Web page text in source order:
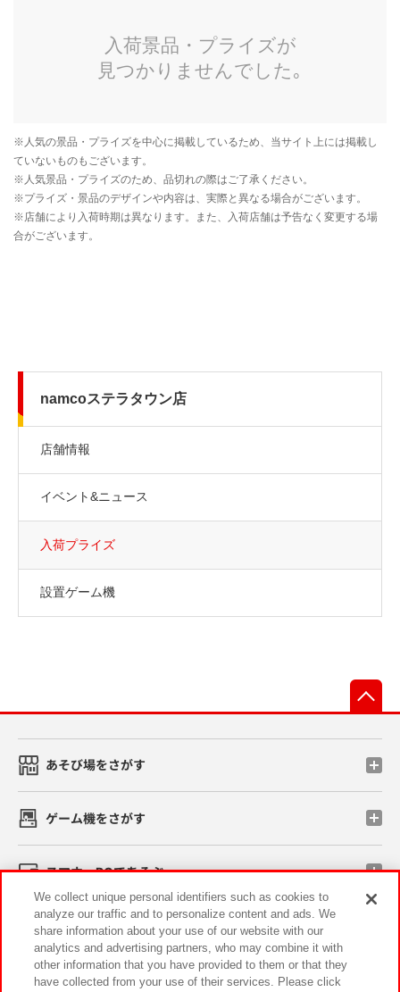
namcoステラタウン店
店舗情報
イベント&ニュース
入荷プライズ
設置ゲーム機
あそび場をさがす
ゲーム機をさがす
スマホ・PCであそぶ
イベント・キャンペーン
We collect unique personal identifiers such as cookies to
analyze our traffic and to personalize content and ads. We
share information about your use of our website with our
analytics and advertising partners, who may combine it with
other information that you have provided to them or that they
have collected from your use of their services. Please click